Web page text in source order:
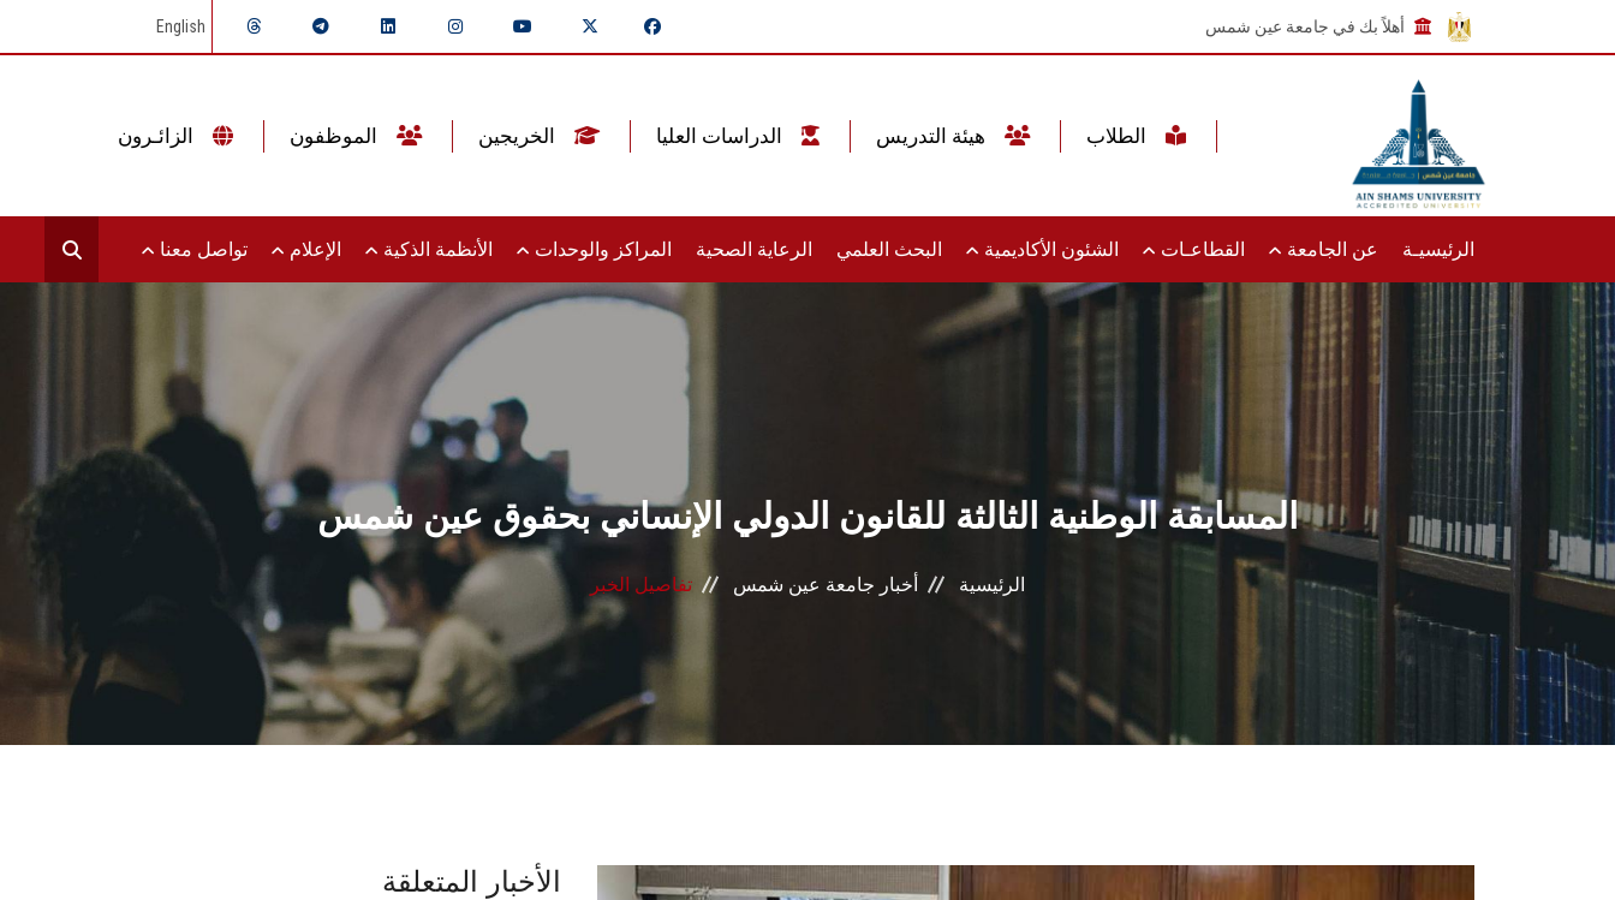
أهلاً بك في جامعة عين شمس English
الرئيسيـة عن الجامعة القطاعـات الشئون الأكاديمية البحث العلمي الرعاية الصحية المراكز والوحدات الأنظمة الذكية الإعلام تواصل معنا
المسابقة الوطنية الثالثة للقانون الدولي الإنساني بحقوق عين شمس
الرئيسية أخبار جامعة عين شمس تفاصيل الخبر
الأخبار المتعلقة